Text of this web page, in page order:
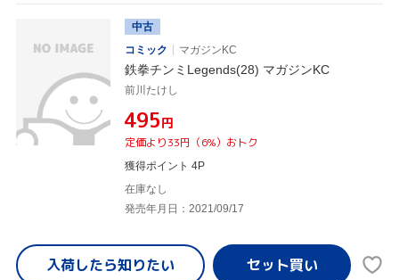
中古
コミック
マガジンKC
鉄拳チンミLegends(28) マガジンKC
前川たけし
¥495円
定価より33円（6%）おトク
獲得ポイント 4P
在庫なし
発売年月日：2021/09/17
入荷したら知りたい